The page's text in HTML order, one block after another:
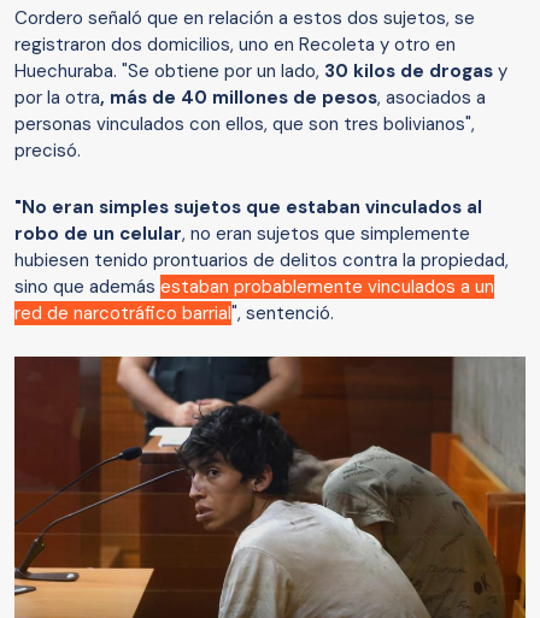
Cordero señaló que en relación a estos dos sujetos, se
registraron dos domicilios, uno en Recoleta y otro en
Huechuraba. "Se obtiene por un lado, 30 kilos de drogas y
por la otra, más de 40 millones de pesos, asociados a
personas vinculados con ellos, que son tres bolivianos",
precisó.
"No eran simples sujetos que estaban vinculados al
robo de un celular, no eran sujetos que simplemente
hubiesen tenido prontuarios de delitos contra la propiedad,
sino que además estaban probablemente vinculados a un
red de narcotráfico barrial", sentenció.